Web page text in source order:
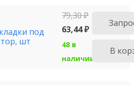
под
шт
79,30₽
63,44₽
48 в
наличии
В